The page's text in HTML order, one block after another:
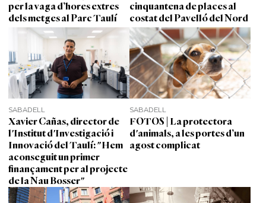
per la vaga d’hores extres
dels metges al Parc Taulí
cinquantena de places al
costat del Pavelló del Nord
SABADELL
Xavier Cañas, director de
l'Institut d'Investigació i
Innovació del Taulí: "Hem
aconseguit un primer
finançament per al projecte
de la Nau Bosser"
SABADELL
FOTOS | La protectora
d'animals, a les portes d’un
agost complicat